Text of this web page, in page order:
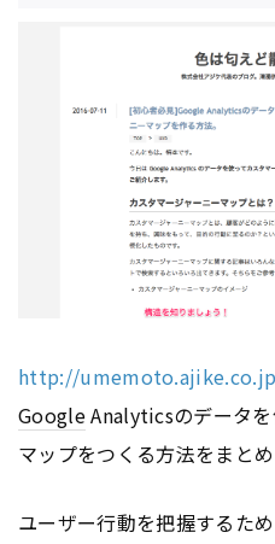
http://
GoogleAnalyticsのデータを
マップをつくる方法をまとめ
ユーザー行動を把握するた